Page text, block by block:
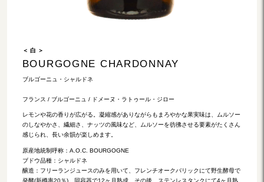
＜ 白 ＞
BOURGOGNE CHARDONNAY
ブルゴーニュ・シャルドネ
フランス / ブルゴーニュ / ドメーヌ・ラトゥール・ジロー
レモンや花の香りが広がる。凝縮感がありながらもまろやかな果実味は、ムルソー
のしなやかさ、繊細さ、ナッツの風味など、ムルソーを彷彿させる要素がたくさん
感じられ、長い余韻が楽しめます。
原産地統制呼称：A.O.C. BOURGOGNE
ブドウ品種：シャルドネ
醸造：フリーランジュースのみを用いて、フレンチオークバリックにて野生酵母で
発酵(新樽率20％)。同容器で12ヶ月熟成。その後、ステンレスタンクにて4ヶ月熟